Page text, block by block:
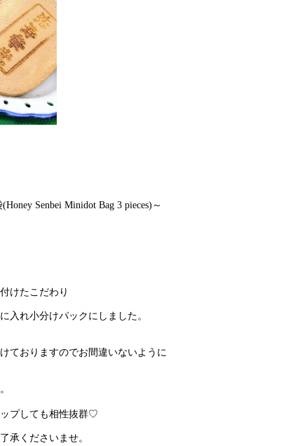
Senbei Minidot Bag 3 pieces)～
けたこだわり
入れ小分けパックにしました。
ておりますのでお間違いないように
プしても相性抜群♡
承くださいませ。